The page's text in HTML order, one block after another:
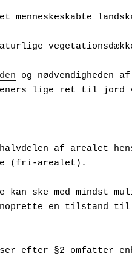
og nødvendigheden
lige ret til jord
af arealet
(fri-arealet).
ske med mindst
en tilstand til
efter §2 omfatter